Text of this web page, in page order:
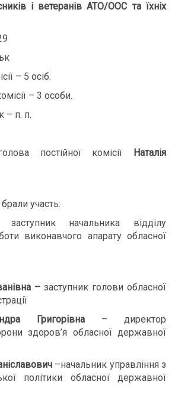
і ветеранів АТО/ООС та їхніх
– 5 осіб.
– 3 особи.
– п. п.
постійної комісії
Наталія
брали участь:
начальника відділу
виконавчого апарату обласної
– заступник голови обласної
Григорівна – директор
здоров’я обласної державної
–начальник управління з
політики обласної державної